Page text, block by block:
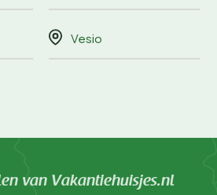
Vesio
van Vakantiehuisjes.nl